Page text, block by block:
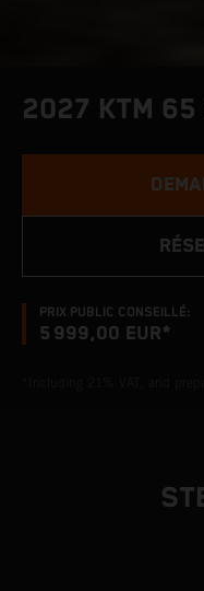
2027 KTM 65
PRIX PUBLIC CONSEILLÉ:
5 999,00 EUR*